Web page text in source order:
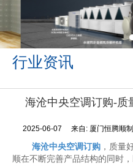
行业资讯
海沧中央空调订购-质
2025-06-07 来自: 厦门恒腾顺
海沧中央空调订购 ，质量
顺在不断完善产品结构的同时